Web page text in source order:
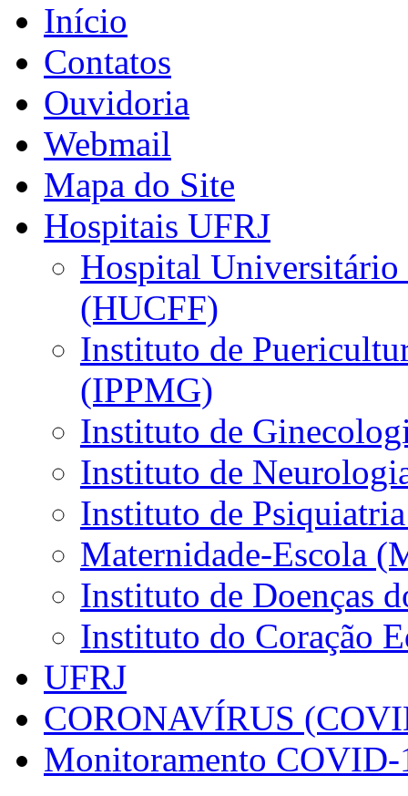
Início
Contatos
Ouvidoria
Webmail
Mapa do Site
Hospitais UFRJ
Hospital
(HUCFF)
Instituto de
(IPPMG)
Instituto de
Instituto de
Instituto de
Maternidade-Escola
Instituto de Doenças
Instituto do Coração
UFRJ
CORONAVÍRUS
Monitoramento COVID-